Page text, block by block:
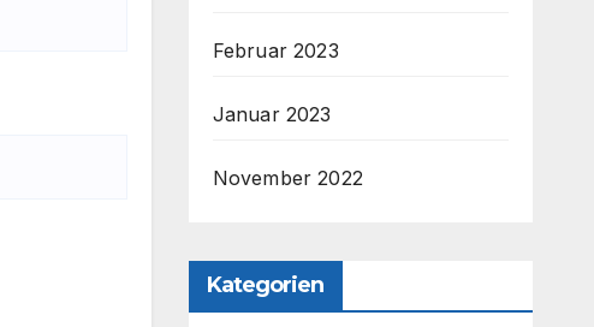
Februar 2023
Januar 2023
November 2022
Kategorien